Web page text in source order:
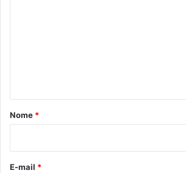
r
*
Nome *
E-mail *